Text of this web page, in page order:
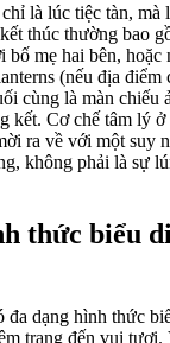
là lúc tiệc tàn, mà
thúc thường bao
bố mẹ hai bên,
(nếu địa điểm
cùng là màn chiếu
kết. Cơ chế tâm lý
ra về với một suy
không phải là sự
thức biểu
đa dạng hình thức
trang đến vui